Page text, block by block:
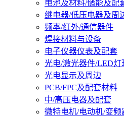
电池及材料/储能及配
继电器/低压电器及周
频率/红外/通信器件
焊接材料与设备
电子仪器仪表及配套
光电/激光器件/LED灯
光电显示及周边
PCB/FPC及配套材料
中/高压电器及配套
微特电机/电动机/变